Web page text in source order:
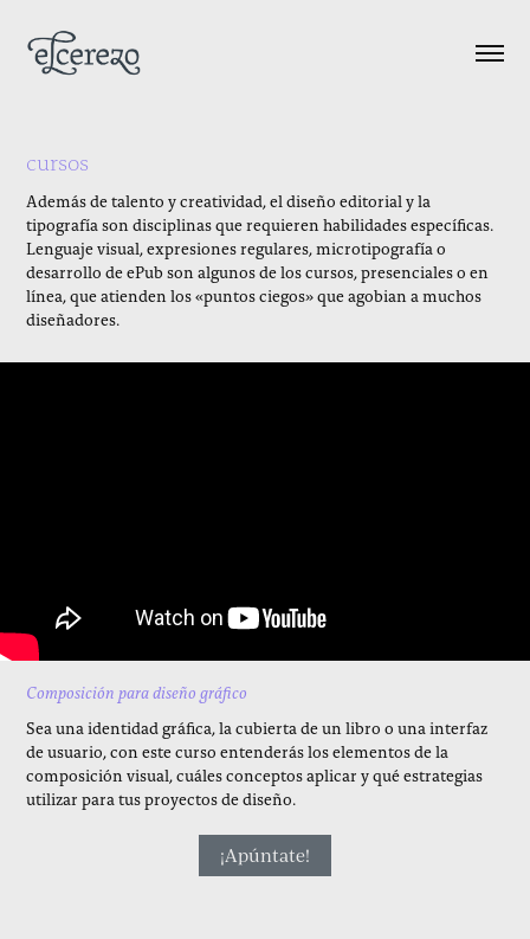
cursos
Además de talento y creatividad, el diseño editorial y la
tipografía son disciplinas que requieren habilidades específicas.
Lenguaje visual, expresiones regulares, microtipografía o
desarrollo de ePub son algunos de los cursos, presenciales o en
línea, que atienden los «puntos ciegos» que agobian a muchos
diseñadores.
Composición para diseño gráfico
Sea una identidad gráfica, la cubierta de un libro o una interfaz
de usuario, con este curso entenderás los elementos de la
composición visual, cuáles conceptos aplicar y qué estrategias
utilizar para tus proyectos de diseño.
¡Apúntate!